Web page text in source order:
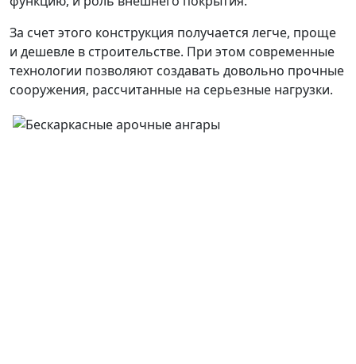
За счет этого конструкция получается легче, проще
и дешевле в строительстве. При этом современные
технологии позволяют создавать довольно прочные
сооружения, рассчитанные на серьезные нагрузки.